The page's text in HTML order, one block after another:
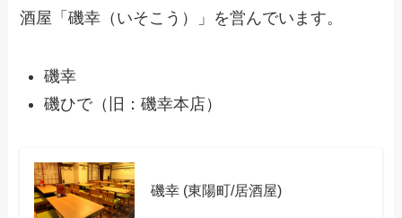
酒屋「磯幸（いそこう）」を営んでいます。
磯幸
磯ひで（旧：磯幸本店）
磯幸 (東陽町/居酒屋)